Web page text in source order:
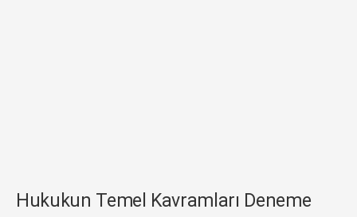
Hukukun Temel Kavramları Deneme